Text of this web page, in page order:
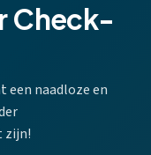
Check-
een naadloze en
zijn!